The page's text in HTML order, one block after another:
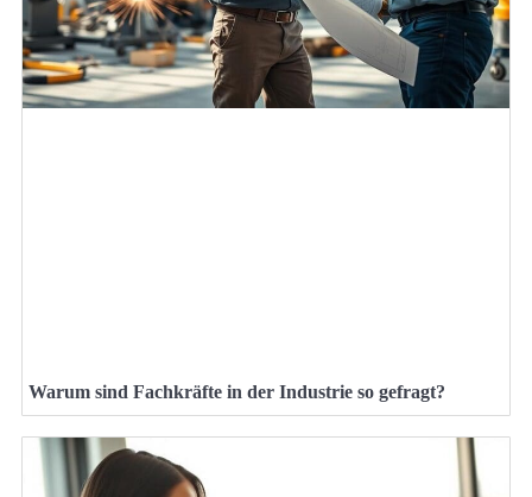
Warum sind Fachkräfte in der Industrie so gefragt?